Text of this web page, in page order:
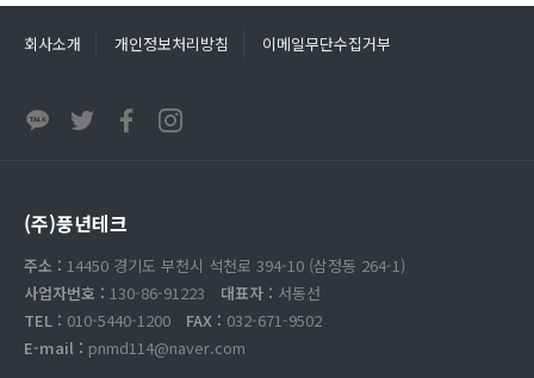
회사소개 개인정보처리방침 이메일무단수집거부
(주)풍년테크
주소 : 14450 경기도 부천시 석천로 394-10 (삼정동 264-1)
사업자번호 : 130-86-91223 대표자 : 서동선
TEL : 010-5440-1200 FAX : 032-671-9502
E-mail : pnmd114@naver.com